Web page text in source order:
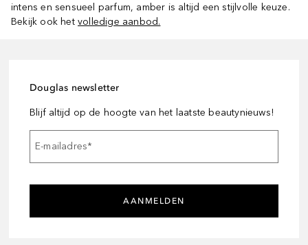
intens en sensueel parfum, amber is altijd een stijlvolle keuze.
Bekijk ook het volledige aanbod.
Douglas newsletter
Blijf altijd op de hoogte van het laatste beautynieuws!
E-mailadres*
AANMELDEN